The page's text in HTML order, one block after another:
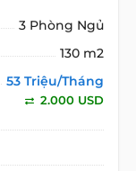
3 Phòng Ngủ
130 m2
53 Triệu/Tháng
2.000 USD